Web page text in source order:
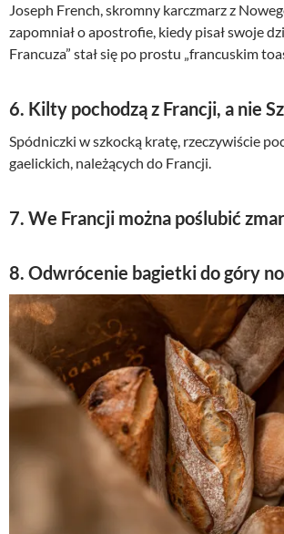
Joseph French, skromny karczmarz z
zapomniał o apostrofie, kiedy pisał swoje
Francuza” stał się po prostu „francuskim
6. Kilty pochodzą z Francji, a nie
Spódniczki w szkocką kratę, rzeczywiście
gaelickich, należących do Francji.
7. We Francji można poślubić
8. Odwrócenie bagietki do góry